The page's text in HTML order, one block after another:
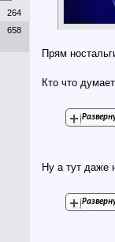
264
658
Прям
Кто что
Ну а тут даже